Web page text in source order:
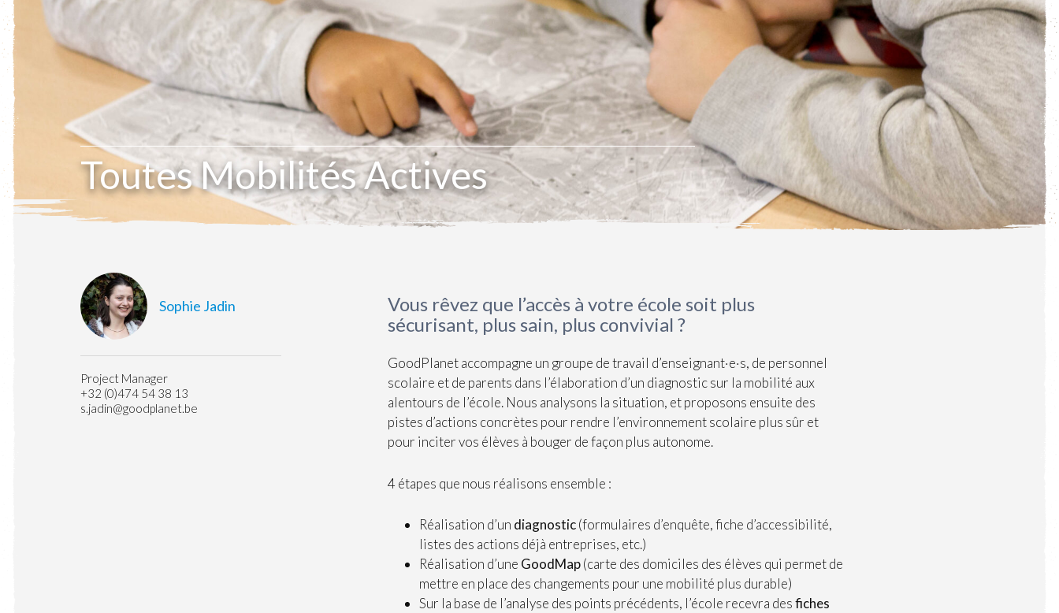
Toutes Mobilités Actives
Sophie Jadin
Project Manager
+32 (0)474 54 38 13
s.jadin@goodplanet.be
Vous rêvez que l’accès à votre école soit plus
sécurisant, plus sain, plus convivial ?
GoodPlanet accompagne un groupe de travail d’enseignant·e·s, de personnel
scolaire et de parents dans l’élaboration d’un diagnostic sur la mobilité aux
alentours de l’école. Nous analysons la situation, et proposons ensuite des
pistes d’actions concrètes pour rendre l’environnement scolaire plus sûr et
pour inciter vos élèves à bouger de façon plus autonome.
4 étapes que nous réalisons ensemble :
Réalisation d’un diagnostic(formulaires d’enquête, fiche d’accessibilité,
listes des actions déjà entreprises, etc.)
Réalisation d’une GoodMap(carte des domiciles des élèves qui permet de
mettre en place des changements pour une mobilité plus durable)
Sur la base de l’analyse des points précédents, l’école recevra desfiches